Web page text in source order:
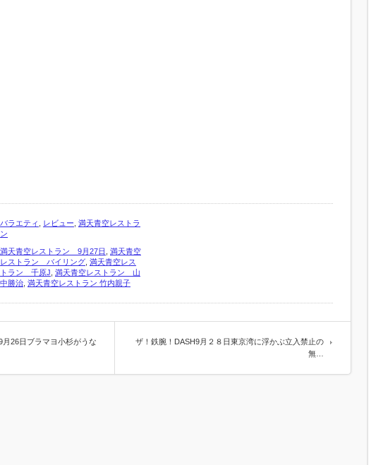
バラエティ レビュー 満天青空レストラ
ン
満天青空レストラン 9月27日
満天青空
レストラン バイリング 満天青空レス
トラン 千原J 満天青空レストラン 山
中勝治 満天青空レストラン 竹内親子
26日ブラマヨ小杉がうな
ザ！鉄腕！DASH9月２８日東京湾に浮かぶ立入禁止の
無…